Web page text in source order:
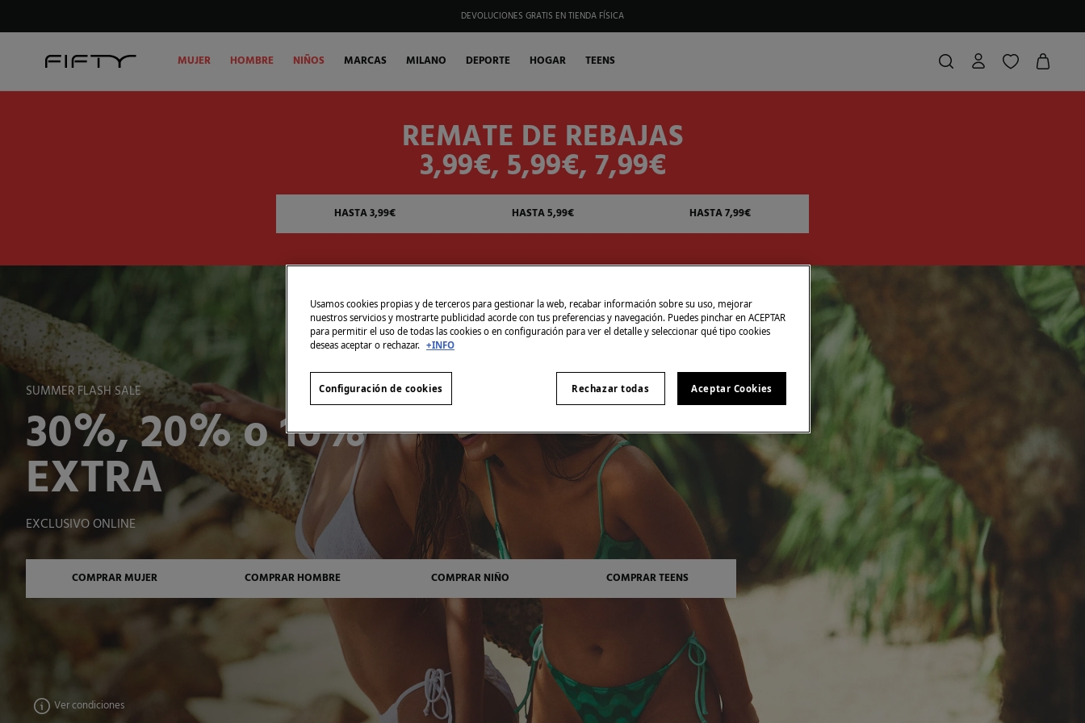
HAZTE SOCIO DE MY FIFTY CLUB Y RECIBE EXCLUSIVAS PROMOCIONES.
MUJER HOMBRE NIÑOS MARCAS MILANO DEPORTE HOGAR TEENS
REMATE DE REBAJAS
3,99€, 5,99€, 7,99€
HASTA 3,99€ HASTA 5,99€ HASTA 7,99€
SUMMER FLASH SALE
30%, 20% o 10%
EXTRA
EXCLUSIVO ONLINE
COMPRAR MUJER COMPRAR HOMBRE COMPRAR NIÑO COMPRAR TEENS
Ver condiciones
Usamos cookies propias y de terceros para gestionar la web, recabar información sobre su uso, mejorar
nuestros servicios y mostrarte publicidad acorde con tus preferencias y navegación. Puedes pinchar en ACEPTAR
para permitir el uso de todas las cookies o en configuración para ver el detalle y seleccionar qué tipo cookies
deseas aceptar o rechazar. +INFO
Rechazar todas Aceptar Cookies
Configuración de cookies